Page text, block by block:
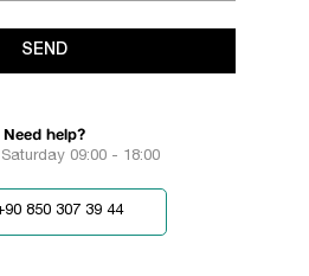
SEND
Need help?
09:00 - 18:00
850 307 39 44